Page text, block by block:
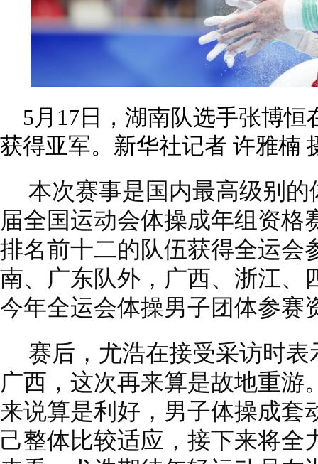
5月17日，湖南队选手张博恒
获得亚军。新华社记者 许雅楠
本次赛事是国内最高级别
届全国运动会体操成年组资格
排名前十二的队伍获得全运会
南、广东队外，广西、浙江、
今年全运会体操男子团体参赛
赛后，尤浩在接受采访时
广西，这次再来算是故地重游
来说算是利好，男子体操成套
己整体比较适应，接下来将全